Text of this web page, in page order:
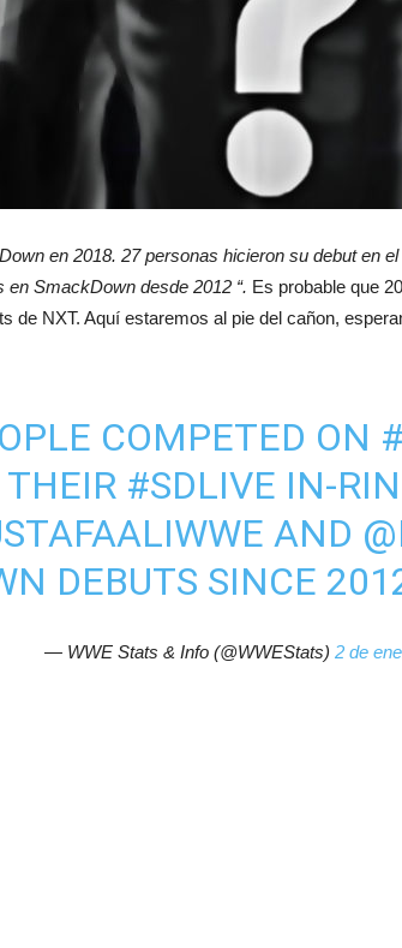
en 2018. 27 personas hicieron su debut en
SmackDown desde 2012 “. Es probable que
de NXT. Aquí estaremos al pie del cañon,
COMPETED ON
#SDLIVE IN-
AND
DEBUTS SINCE
— WWE Stats & Info (@WWEStats) 2 de